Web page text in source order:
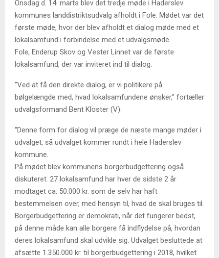
Onsdag d. 14. marts blev det tredje møde i Haderslev
kommunes landdistriktsudvalg afholdt i Fole. Mødet var det
første møde, hvor der blev afholdt et dialog møde med et
lokalsamfund i forbindelse med et udvalgsmøde.
Fole, Enderup Skov og Vester Linnet var de første
lokalsamfund, der var inviteret ind til dialog.
“Ved at få den direkte dialog, er vi politikere på
bølgelængde med, hvad lokalsamfundene ønsker,” fortæller
udvalgsformand Bent Kloster (V):
“Denne form for dialog vil præge de næste mange møder i
udvalget, så udvalget kommer rundt i hele Haderslev
kommune.
På mødet blev kommunens borgerbudgettering også
diskuteret. 27 lokalsamfund har hver de sidste 2 år
modtaget ca. 50.000 kr. som de selv har haft
bestemmelsen over, med hensyn til, hvad de skal bruges til.
Borgerbudgettering er demokrati, når det fungerer bedst,
på denne måde kan alle borgere få indflydelse på, hvordan
deres lokalsamfund skal udvikle sig. Udvalget besluttede at
afsætte 1.350.000 kr. til borgerbudgettering i 2018, hvilket